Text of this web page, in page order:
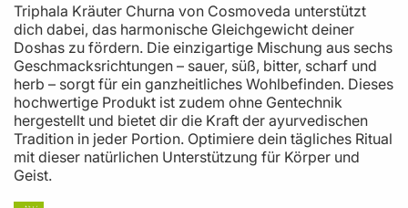
Triphala Kräuter Churna von Cosmoveda unterstützt
dich dabei, das harmonische Gleichgewicht deiner
Doshas zu fördern. Die einzigartige Mischung aus sechs
Geschmacksrichtungen – sauer, süß, bitter, scharf und
herb – sorgt für ein ganzheitliches Wohlbefinden. Dieses
hochwertige Produkt ist zudem ohne Gentechnik
hergestellt und bietet dir die Kraft der ayurvedischen
Tradition in jeder Portion. Optimiere dein tägliches Ritual
mit dieser natürlichen Unterstützung für Körper und
Geist.